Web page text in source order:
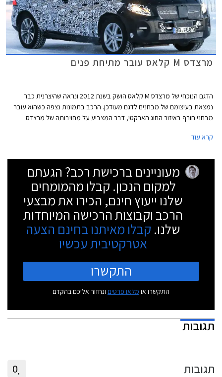
מרצדס M קלאס עובר מתיחת פנים
הדגם הנוכחי של מרצדס M קלאס הושק בשנת 2012 ונראה שהיצרנית כבר
נמצאת בעיצומם של מבחנים לדגם מעודכן. הרכב בתמונות נצפה כשהוא עובר
מבחני חורף באיזור החוג הארקטי, דבר המצביע על מחויבותה של מרצדס
קרא עוד
מעוניינים ברכישת רכב? הגעתם
למקום הנכון. קבלו מהמומחים
שלנו ייעוץ חינם, הכירו את מבצעי
הרכב וקבוצות הרכישה המיוחדות
שלנו. קבלו מאיתנו בחינם הצעה
אטרקטיבית עכשיו
התקשרו
התקשרו או מלאו פרטים ונחזור אליכם בהקדם
תגובות
תגובות 0